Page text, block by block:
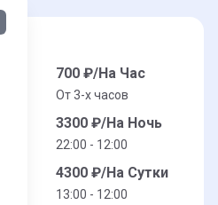
700₽/На Час
От 3-x часов
3300₽/На Ночь
22:00 - 12:00
4300₽/На Сутки
13:00 - 12:00